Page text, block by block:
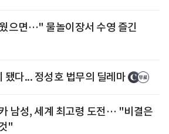
으면…" 물놀이장서 수영 즐긴
됐다... 정성호 법무의 딜레마
남성, 세계 최고령 도전… "비결은
"